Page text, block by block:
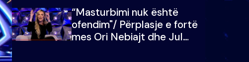
“Masturbimi nuk është
ofendim"/ Përplasje e fortë
mes Ori Nebiajt dhe Jul